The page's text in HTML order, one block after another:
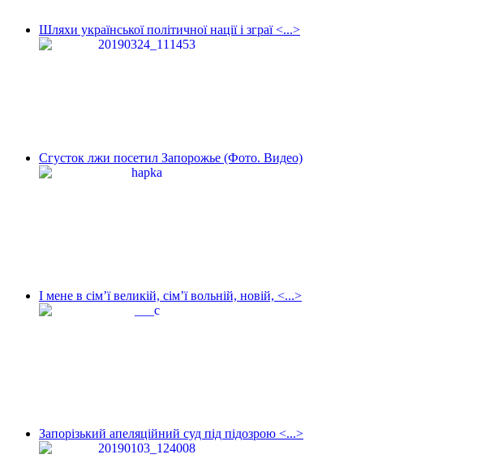
Шляхи української політичної нації і зграї <...>
Сгусток лжи посетил Запорожье (Фото. Видео)
І мене в сім’ї великій, сім’ї вольній, новій, <...>
Запорізький апеляційний суд під підозрою <...>